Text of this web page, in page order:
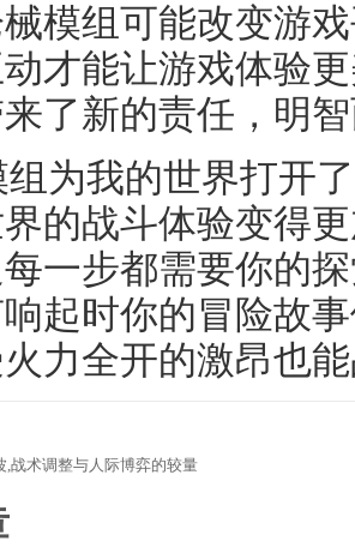
模组可能改变游
才能让游戏体验
了新的责任，明
为我的世界打开
的战斗体验变得
一步都需要你的
起时你的冒险故
力全开的激昂也
,战术调整与人际博弈的较量